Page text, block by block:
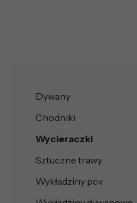
Dywany
Chodniki
Wycieraczki
Sztuczne trawy
Wykładziny pcv